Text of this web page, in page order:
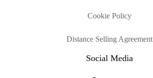
Cookie Policy
Distance Selling Agreement
Social Media